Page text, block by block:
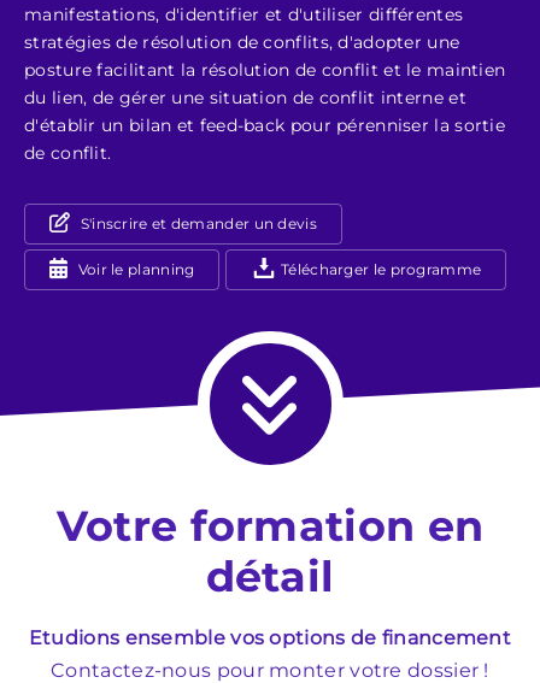
manifestations, d'identifier et d'utiliser différentes
stratégies de résolution de conflits, d'adopter une
posture facilitant la résolution de conflit et le maintien
du lien, de gérer une situation de conflit interne et
d'établir un bilan et feed-back pour pérenniser la sortie
de conflit.
S'inscrire et demander un devis
Voir le planning Télécharger le programme
Votre formation en
détail
Etudions ensemble vos options de financement
Contactez-nous pour monter votre dossier !